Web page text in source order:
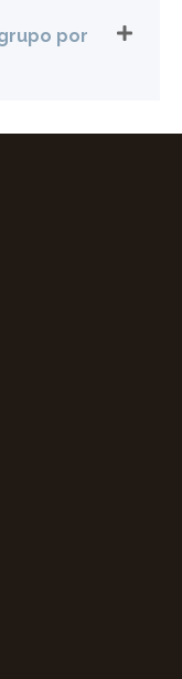
por